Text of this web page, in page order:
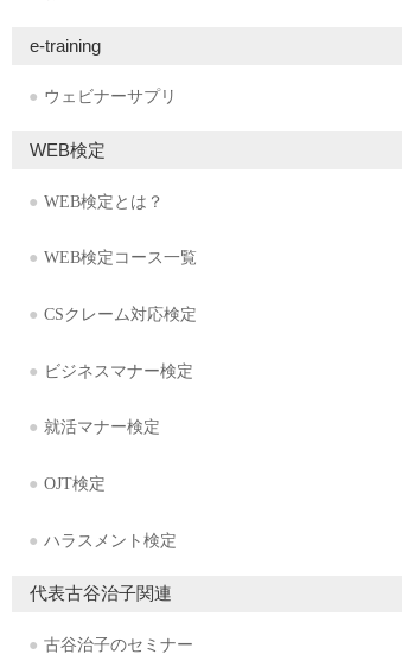
e-training
ウェビナーサプリ
WEB検定
WEB検定とは？
WEB検定コース一覧
CSクレーム対応検定
ビジネスマナー検定
就活マナー検定
OJT検定
ハラスメント検定
代表古谷治子関連
古谷治子のセミナー